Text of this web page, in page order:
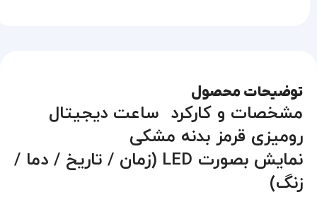
توضیحات محصول
مشخصات و کارکرد ساعت دیجیتال
رومیزی قرمز بدنه مشکی
نمایش بصورت LED (زمان / تاریخ / دما /
زنگ)